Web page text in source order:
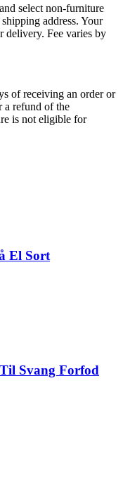
select non-furniture
address. Your
delivery. Fee varies by
of receiving an order or
a refund of the
is not eligible for
El Sort
Svang Forfod